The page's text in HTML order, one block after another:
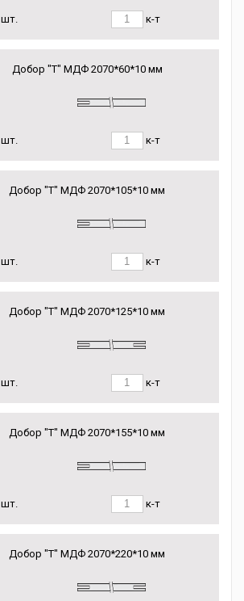
шт. к-т
Добор "Т" МДФ 2070*60*10 мм
шт. к-т
Добор "Т" МДФ 2070*105*10 мм
шт. к-т
Добор "Т" МДФ 2070*125*10 мм
шт. к-т
Добор "Т" МДФ 2070*155*10 мм
шт. к-т
Добор "Т" МДФ 2070*220*10 мм